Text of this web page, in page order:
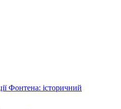
Фонтена: історичний